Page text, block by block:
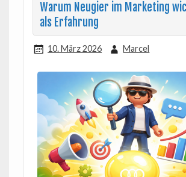
Warum Neugier im Marketing
als Erfahrung
10. März 2026 Marcel